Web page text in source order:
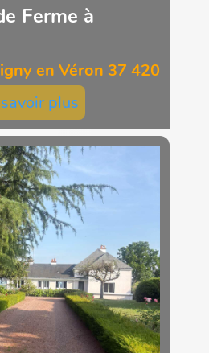
Ferme à
en Véron 37 420
plus